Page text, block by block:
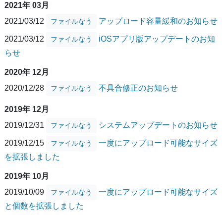
2021年 03月
2021/03/12
ファイルなう アップロード容量緩和のお知らせ
2021/03/12 ファイルなう
iOSアプリ版アップデートのお知
らせ
2020年 12月
2020/12/28
ファイルなう 不具合修正のお知らせ
2019年 12月
2019/12/31
ファイルなう システムアップデートのお知らせ
2019/12/15 ファイルなう
一度にアップロード可能なサイズ
を拡張しました
2019年 10月
2019/10/09
ファイルなう
一度にアップロード可能なサイズ
と個数を拡張しました